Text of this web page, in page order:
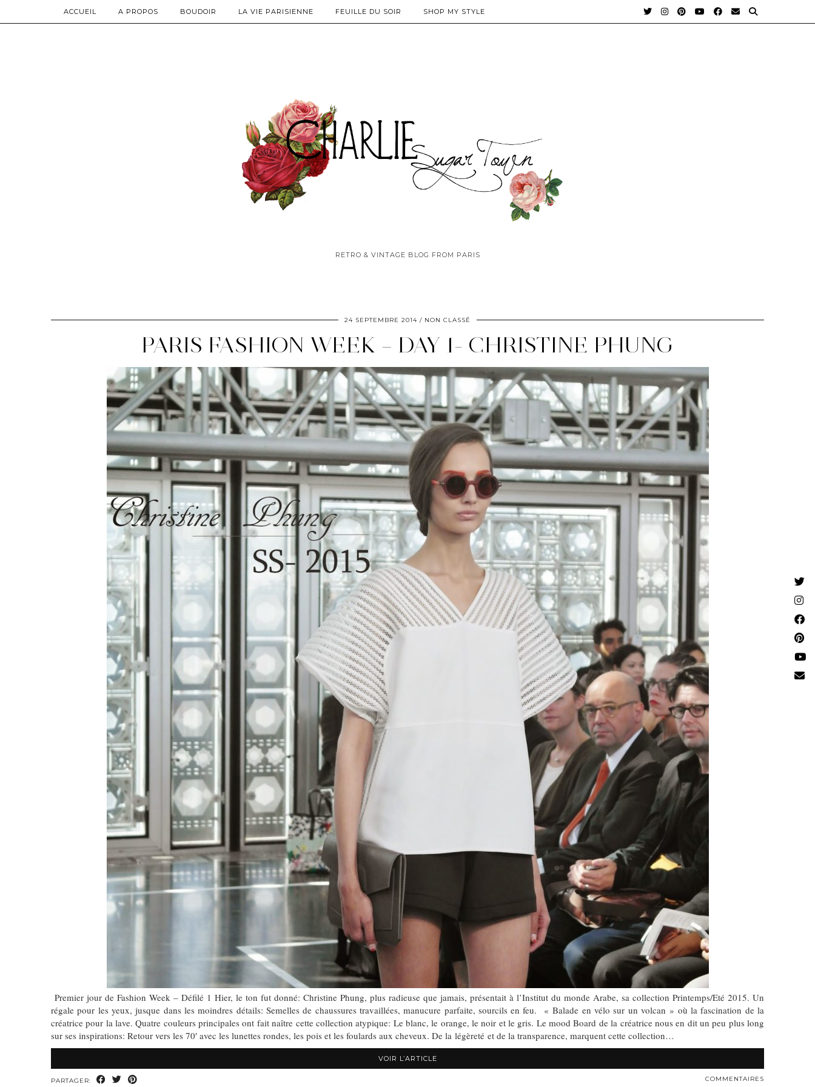
RETRO & VINTAGE BLOG FROM PARIS
ACCUEIL A PROPOS BOUDOIR LA VIE PARISIENNE FEUILLE DU SOIR SHOP MY STYLE
24 SEPTEMBRE 2014 NON CLASSÉ
PARIS FASHION WEEK – DAY 1- CHRISTINE PHUNG
Premier jour de Fashion Week – Défilé 1 Hier, le ton fut donné: Christine Phung, plus radieuse que jamais, présentait à l’Institut du monde Arabe, sa collection Printemps/Eté 2015. Un
régale pour les yeux, jusque dans les moindres détails: Semelles de chaussures travaillées, manucure parfaite, sourcils en feu. « Balade en vélo sur un volcan » où la fascination de la
créatrice pour la lave. Quatre couleurs principales ont fait naître cette collection atypique: Le blanc, le orange, le noir et le gris. Le mood Board de la créatrice nous en dit un peu plus long
sur ses inspirations: Retour vers les 70′ avec les lunettes rondes, les pois et les foulards aux cheveux. De la légèreté et de la transparence, marquent cette collection…
VOIR L’ARTICLE
PARTAGER: COMMENTAIRES